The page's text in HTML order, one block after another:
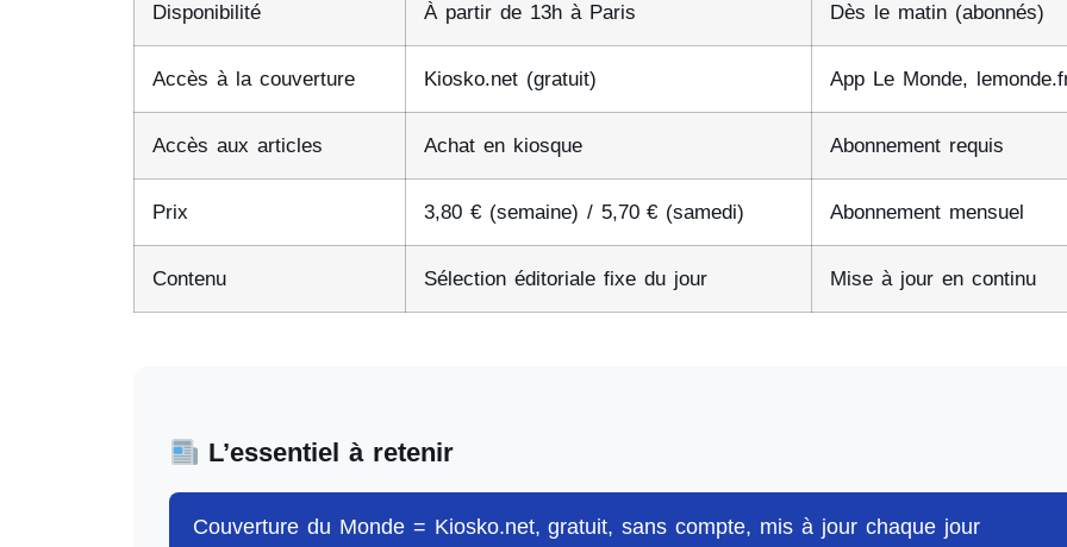
Disponibilité À partir de 13h à Paris Dès le matin (abonnés)
Accès à la couverture Kiosko.net (gratuit) App Le Monde,
Accès aux articles Achat en kiosque Abonnement requis
Prix 3,80 € (semaine) / 5,70 € (samedi) Abonnement mensuel
Contenu Sélection éditoriale fixe du jour Mise à jour en continu
L’essentiel à retenir
Couverture du Monde = Kiosko.net, gratuit, sans compte, mis à jour chaque jour